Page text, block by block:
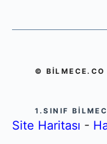
©
1.SINIF
Site Haritası -